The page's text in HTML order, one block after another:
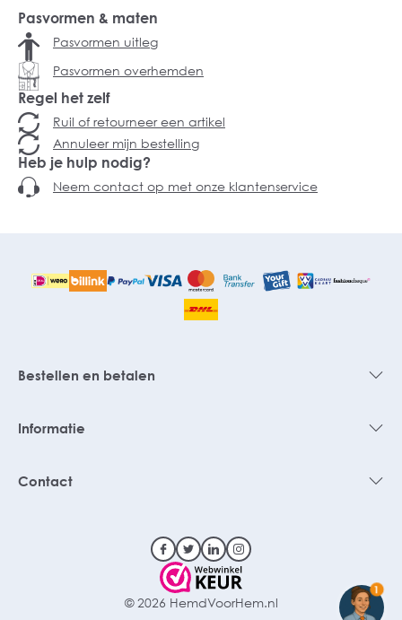
Pasvormen & maten
Pasvormen uitleg
Pasvormen overhemden
Regel het zelf
Ruil of retourneer een artikel
Annuleer mijn bestelling
Heb je hulp nodig?
Neem contact op met onze klantenservice
Bestellen en betalen
Informatie
Contact
© 2026 HemdVoorHem.nl
1